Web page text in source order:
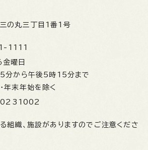
の丸三丁目1番1号
1111
金曜日
分から午後5時15分まで
年末年始を除く
組織、施設がありますのでご注意くださ